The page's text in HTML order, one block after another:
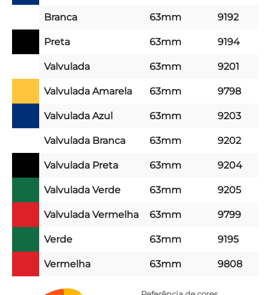
Branca 63mm 9192
Preta 63mm 9194
Valvulada 63mm 9201
Valvulada Amarela 63mm 9798
Valvulada Azul 63mm 9203
Valvulada Branca 63mm 9202
Valvulada Preta 63mm 9204
Valvulada Verde 63mm 9205
Valvulada Vermelha 63mm 9799
Verde 63mm 9195
Vermelha 63mm 9808